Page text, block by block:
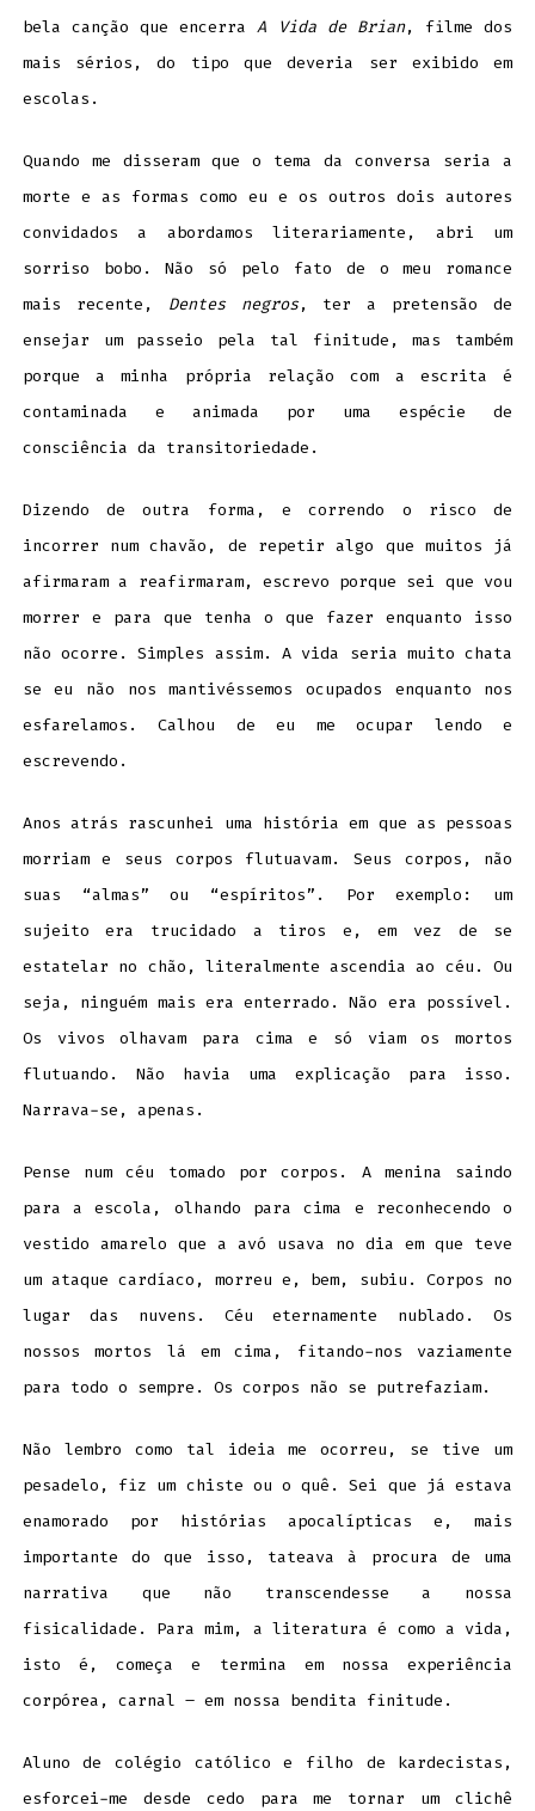
bela canção que encerraA Vida de Brian, filme dos
mais sérios, do tipo que deveria ser exibido em
escolas.
Quando me disseram que o tema da conversa seria a
morte e as formas como eu e os outros dois autores
convidados a abordamos literariamente, abri um
sorriso bobo. Não só pelo fato de o meu romance
mais recente, Dentes negros, ter a pretensão de
ensejar um passeio pela tal finitude, mas também
porque a minha própria relação com a escrita é
contaminada e animada por uma espécie de
consciência da transitoriedade.
Dizendo de outra forma, e correndo o risco de
incorrer num chavão, de repetir algo que muitos já
afirmaram a reafirmaram, escrevo porque sei que vou
morrer e para que tenha o que fazer enquanto isso
não ocorre. Simples assim. A vida seria muito chata
se eu não nos mantivéssemos ocupados enquanto nos
esfarelamos. Calhou de eu me ocupar lendo e
escrevendo.
Anos atrás rascunhei uma história em que as pessoas
morriam e seus corpos flutuavam. Seus corpos, não
suas “almas” ou “espíritos”. Por exemplo: um
sujeito era trucidado a tiros e, em vez de se
estatelar no chão, literalmente ascendia ao céu. Ou
seja, ninguém mais era enterrado. Não era possível.
Os vivos olhavam para cima e só viam os mortos
flutuando. Não havia uma explicação para isso.
Narrava-se, apenas.
Pense num céu tomado por corpos. A menina saindo
para a escola, olhando para cima e reconhecendo o
vestido amarelo que a avó usava no dia em que teve
um ataque cardíaco, morreu e, bem, subiu. Corpos no
lugar das nuvens. Céu eternamente nublado. Os
nossos mortos lá em cima, fitando-nos vaziamente
para todo o sempre. Os corpos não se putrefaziam.
Não lembro como tal ideia me ocorreu, se tive um
pesadelo, fiz um chiste ou o quê. Sei que já estava
enamorado por histórias apocalípticas e, mais
importante do que isso, tateava à procura de uma
narrativa que não transcendesse a nossa
fisicalidade. Para mim, a literatura é como a vida,
isto é, começa e termina em nossa experiência
corpórea, carnal – em nossa bendita finitude.
Aluno de colégio católico e filho de kardecistas,
esforcei-me desde cedo para me tornar um clichê